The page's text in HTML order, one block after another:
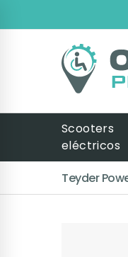
Scooters
eléctricos
Teyder